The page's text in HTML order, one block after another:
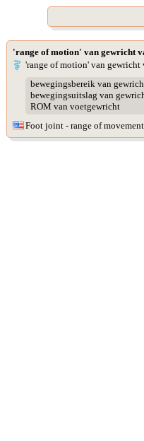
'range of motion' van gewricht
'range of motion' van gewricht
bewegingsbereik van
bewegingsuitslag van
ROM van voetgewricht
Foot joint - range of movement